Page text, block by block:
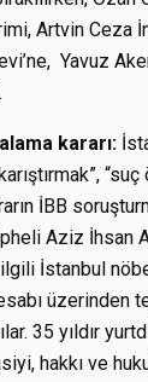
Artvin
Yavuz
kararı:
İBB
Aziz İhsan
İstanbul
üzerinden
35 yıldır
hakkı ve